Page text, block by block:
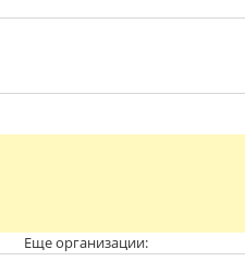
Еще организации: